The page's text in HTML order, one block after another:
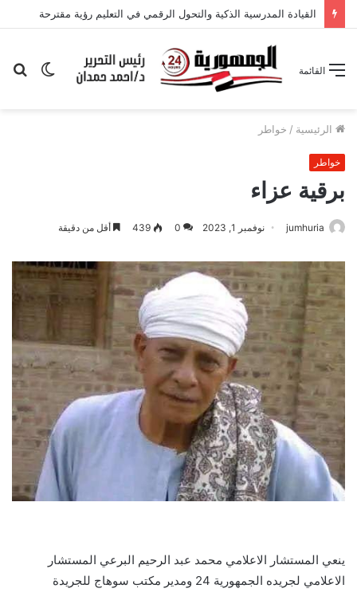
القيادة المدرسية الذكية والتحول الرقمي في التعليم رؤية مقترحة
الوضع
القائمة
الرئيسية / خواطر
خواطر
برقية عزاء
jumhuria نوفمبر 1, 2023 0
439 أقل من دقيقة
ينعي المستشار الاعلامي محمد عبد الرحيم البرعي المستشار
الاعلامي لجريده الجمهورية 24 ومدير مكتب سوهاج للجريدة